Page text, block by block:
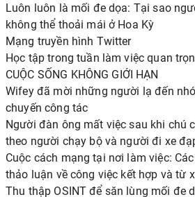
Luôn luôn là mối đe dọa: Tại sao
không thể thoải mái ở Hoa Kỳ
Mạng truyền hình Twitter
Học tập trong tuần làm việc quan
CUỘC SỐNG KHÔNG GIỚI HẠN
Wifey đã mời những người lạ đến
chuyến công tác
Người đàn ông mất việc sau khi chú
theo người chạy bộ và người đi xe
Cuộc cách mạng tại nơi làm việc:
thảo luận về công việc kết hợp và từ
Thu thập OSINT để săn lùng mối đe